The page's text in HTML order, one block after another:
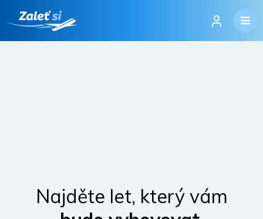
Přihlásit se
Najděte let, který vám